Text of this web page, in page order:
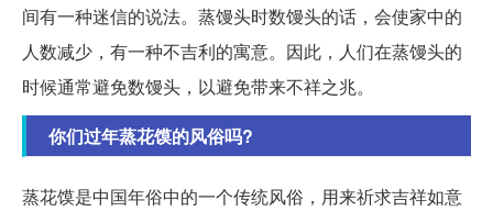
间有一种迷信的说法。蒸馒头时数馒头的话，会使家中的
人数减少，有一种不吉利的寓意。因此，人们在蒸馒头的
时候通常避免数馒头，以避免带来不祥之兆。
你们过年蒸花馍的风俗吗?
蒸花馍是中国年俗中的一个传统风俗，用来祈求吉祥如意